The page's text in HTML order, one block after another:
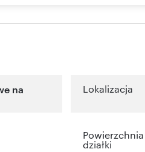
na Lokalizacja
Powierzchnia
działki